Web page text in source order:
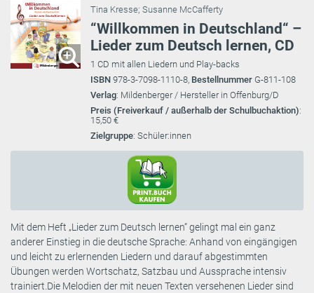
Tina Kresse; Susanne McCafferty
“Willkommen in Deutschland“ –
Lieder zum Deutsch lernen, CD
1 CD mit allen Liedern und Play-backs
ISBN 978-3-7098-1110-8, Bestellnummer G-811-108
Verlag: Mildenberger / Hersteller in Offenburg/D
Preis (Freiverkauf / außerhalb der Schulbuchaktion):
15,50 €
Zielgruppe: Schüler:innen
Mit dem Heft „Lieder zum Deutsch lernen“ gelingt mal ein ganz
anderer Einstieg in die deutsche Sprache: Anhand von eingängigen
und leicht zu erlernenden Liedern und darauf abgestimmten
Übungen werden Wortschatz, Satzbau und Aussprache intensiv
trainiert.Die Melodien der mit neuen Texten versehenen Lieder sind